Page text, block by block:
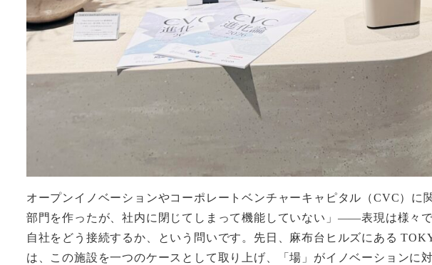
オープンイノベーションやコーポレートベンチャーキャピタル（CVC）
部門を作ったが、社内に閉じてしまって機能していない」——表現は様々
自社をどう接続するか、という問いです。先日、麻布台ヒルズにある
は、この施設を一つのケースとして取り上げ、「場」がイノベーションに